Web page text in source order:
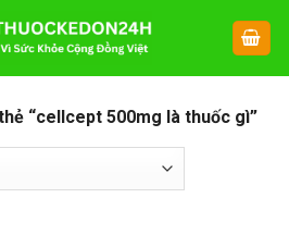
“cellcept 500mg là thuốc gì”